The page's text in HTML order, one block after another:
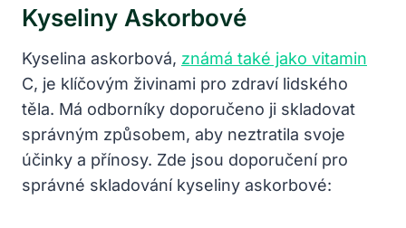
Kyseliny Askorbové
Kyselina askorbová, známá také jako vitamin
C, je klíčovým živinami pro zdraví lidského
těla. Má odborníky doporučeno ji skladovat
správným způsobem, aby neztratila svoje
účinky a přínosy. Zde jsou doporučení pro
správné skladování kyseliny askorbové: